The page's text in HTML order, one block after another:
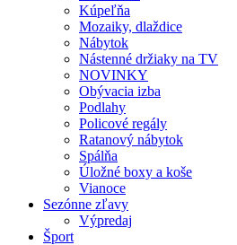
Kúpeľňa
Mozaiky, dlaždice
Nábytok
Nástenné držiaky na TV
NOVINKY
Obývacia izba
Podlahy
Policové regály
Ratanový nábytok
Spálňa
Úložné boxy a koše
Vianoce
Sezónne zľavy
Výpredaj
Šport